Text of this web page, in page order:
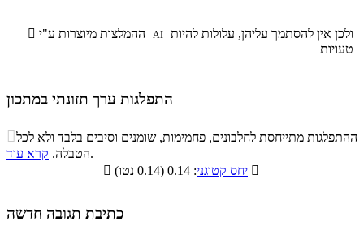
 AI
טעויות
התפלגות ערך תזונתי במתכון
התפלגות ערך תזונתי במתכון
סיבים
תזונתיים
שומנים חלבונים
72.4%
ההתפלגות מתייחסת לחלבונים, פחמימות, שומנים וסיבים בלבד ולא לכל
הטבלה. קרא עוד
.

יחס קטוגני 
כתיבת תגובה חדשה